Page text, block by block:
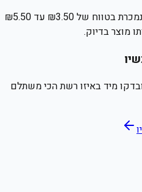
גבינת קוטג' 5% תנובה 250 גרם נמכרת בטווח של ₪3.50 עד ₪5.50
מיד באיזו רשת הכי משתלם